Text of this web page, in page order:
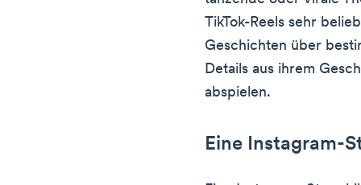
TikTok-Reels sehr
Geschichten über
Details aus ihrem
abspielen.
Eine Instagram-